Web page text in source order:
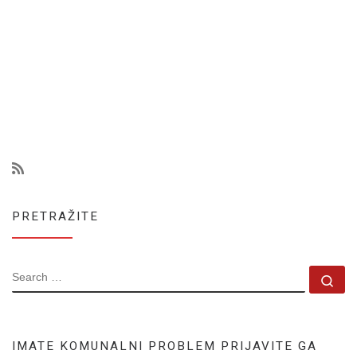
PRETRAŽITE
SEARCH
IMATE KOMUNALNI PROBLEM PRIJAVITE GA